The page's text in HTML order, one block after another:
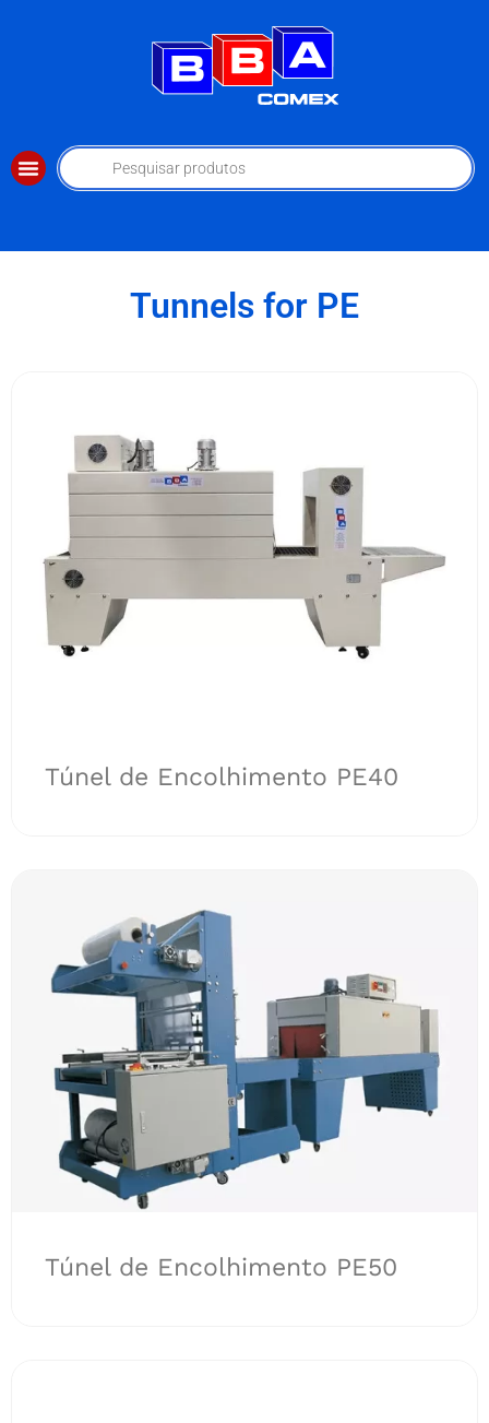
Tunnels for PE
Túnel de Encolhimento PE40
Túnel de Encolhimento PE50